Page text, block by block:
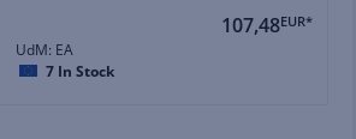
107,48EUR*
UdM: EA
7 In Stock